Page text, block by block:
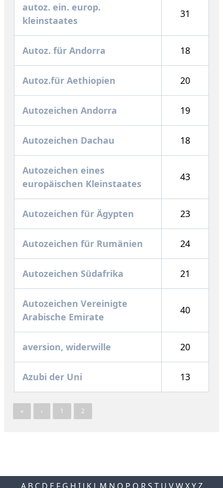
autoz. ein. europ.
kleinstaates
31
Autoz. für Andorra 18
Autoz.für Aethiopien 20
Autozeichen Andorra 19
Autozeichen Dachau 18
Autozeichen eines
europäischen Kleinstaates
43
Autozeichen für Ägypten 23
Autozeichen für Rumänien 24
Autozeichen Südafrika 21
Autozeichen Vereinigte
Arabische Emirate
40
aversion, widerwille 20
Azubi der Uni 13
« ‹ 1 2